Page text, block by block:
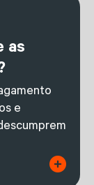
as
e